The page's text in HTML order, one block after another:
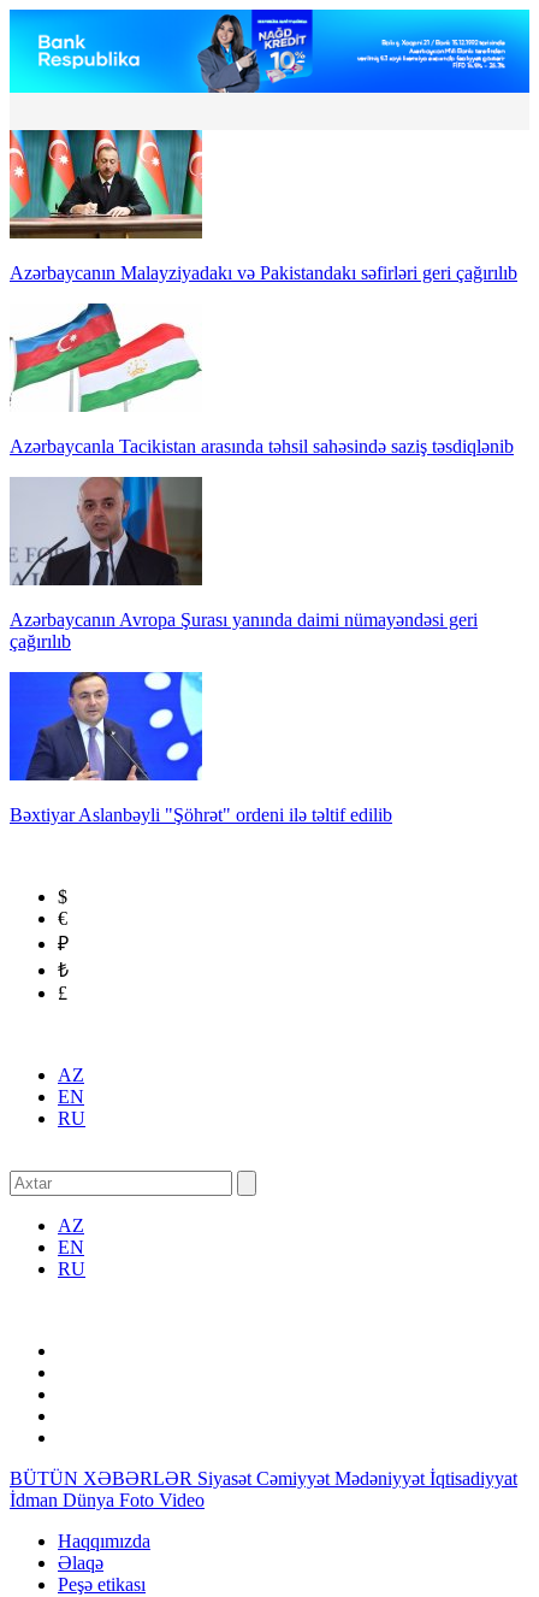
Azərbaycanın Malayziyadakı və Pakistandakı səfirləri geri çağırılıb
Azərbaycanla Tacikistan arasında təhsil sahəsində saziş təsdiqlənib
Azərbaycanın Avropa Şurası yanında daimi nümayəndəsi geri
çağırılıb
Bəxtiyar Aslanbəyli "Şöhrət" ordeni ilə təltif edilib
$
€
₽
₺
£
AZ
EN
RU
AZ
EN
RU
BÜTÜN XƏBƏRLƏR Siyasət Cəmiyyət Mədəniyyət İqtisadiyyat
İdman Dünya Foto Video
Haqqımızda
Əlaqə
Peşə etikası